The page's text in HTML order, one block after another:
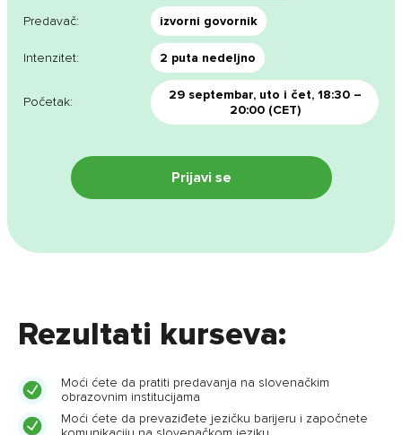
Predavač: izvorni govornik
Intenzitet: 2 puta nedeljno
Početak:
29 septembar, uto i čet, 18:30 –
20:00 (CET)
Prijavi se
Rezultati kurseva:
Moći ćete da pratiti predavanja na slovenačkim
obrazovnim institucijama
Moći ćete da prevaziđete jezičku barijeru i započnete